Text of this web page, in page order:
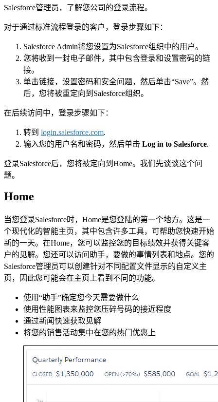
Salesforce管理员，了解您公司的登录流程。
对于通过标准流程登录的客户，登录步骤如下：
Salesforce Admin将您设置为Salesforce组织中的用户。
您将收到一封电子邮件，其中包含登录和设置密码的链
接。
单击链接，设置密码和安全问题，然后单击“Save”。然
后，您将被重定向到Salesforce组织。
在后续访问中，登录步骤如下：
转到 login.salesforce.com.
输入您的用户名和密码，然后单击 Log in to Salesforce.
登录Salesforce后，您将被定向到Home。我们先谈谈这个问
题。
Home
当您登录Salesforce时，Home是您登陆的第一个地方。这是一
个现代化的智能主页，其中包含许多工具，可帮助您快速开始
新的一天。在Home，您可以监控您的目标绩效并获得关键客
户的见解。您还可以访问助手，要做的事情列表和地点。您的
Salesforce管理员可以创建针对不同配置文件显示的自定义主
页，因此您可能会在主页上看到不同的功能。
使用“助手”确定您今天需要做什么
使用性能图表来监控您压碎号码的接近程度
通过新闻快速获取见解
将您的销售活动集中在您的热门优惠上